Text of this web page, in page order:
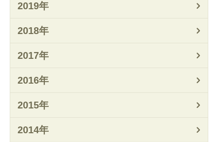
2019年
2018年
2017年
2016年
2015年
2014年